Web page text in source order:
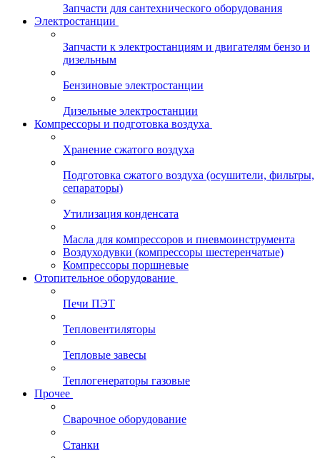
Запчасти для сантехнического оборудования
Электростанции
Запчасти к электростанциям и двигателям бензо и
дизельным
Бензиновые электростанции
Дизельные электростанции
Компрессоры и подготовка воздуха
Хранение сжатого воздуха
Подготовка сжатого воздуха (осушители, фильтры,
сепараторы)
Утилизация конденсата
Масла для компрессоров и пневмоинструмента
Воздуходувки (компрессоры шестеренчатые)
Компрессоры поршневые
Отопительное оборудование
Печи ПЭТ
Тепловентиляторы
Тепловые завесы
Теплогенераторы газовые
Прочее
Сварочное оборудование
Станки